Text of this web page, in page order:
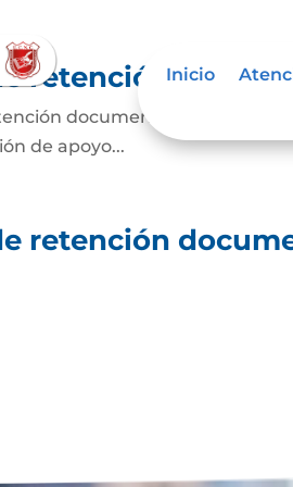
Inicio
retención
documental Descarga
de apoyo...
retención